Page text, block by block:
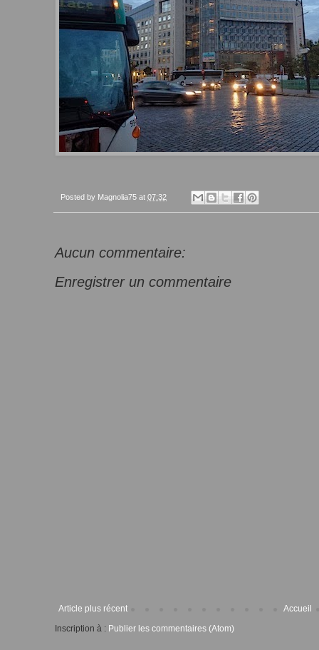
Posted by Magnolia75 at 07:32
Aucun commentaire:
Enregistrer un commentaire
Article plus récent
Accueil
Inscription à : Publier les commentaires (Atom)